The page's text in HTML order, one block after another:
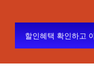
할인혜택 확인하고